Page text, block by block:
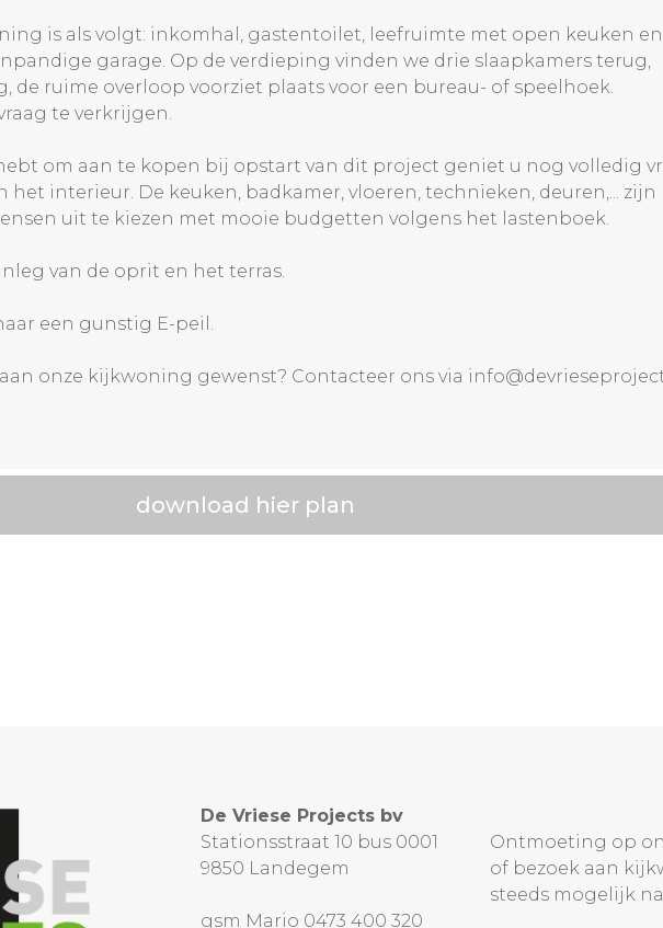
is als volgt: inkomhal, gastentoilet, leefruimte met open keuken en
garage. Op de verdieping vinden we drie slaapkamers terug,
de ruime overloop voorziet plaats voor een bureau- of speelhoek.
te verkrijgen.
om aan te kopen bij opstart van dit project geniet u nog volledig
het interieur. De keuken, badkamer, vloeren, technieken, deuren,... zijn
uit te kiezen met mooie budgetten volgens het lastenboek.
van de oprit en het terras.
een gunstig E-peil.
onze kijkwoning gewenst? Contacteer ons via
download hier plan
De Vriese Projects bv
Stationsstraat 10 bus 0001
9850 Landegem
gsm Mario 0473 400 320
Ontmoeting op
of bezoek aan
steeds mogelijk